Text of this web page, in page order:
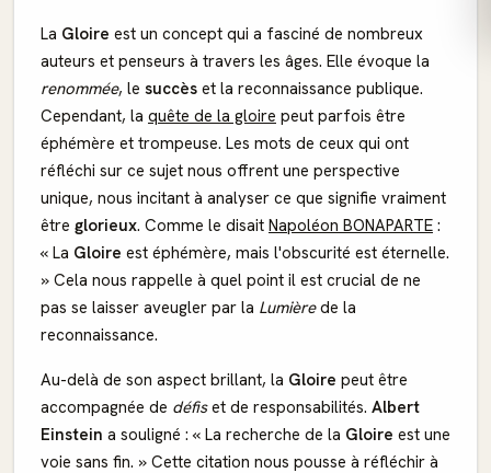
La Gloire est un concept qui a fasciné de nombreux
auteurs et penseurs à travers les âges. Elle évoque la
renommée, le succès et la reconnaissance publique.
Cependant, la quête de la gloire peut parfois être
éphémère et trompeuse. Les mots de ceux qui ont
réfléchi sur ce sujet nous offrent une perspective
unique, nous incitant à analyser ce que signifie vraiment
être glorieux. Comme le disait Napoléon BONAPARTE :
« La Gloire est éphémère, mais l'obscurité est éternelle.
» Cela nous rappelle à quel point il est crucial de ne
pas se laisser aveugler par la Lumièrede la
reconnaissance.
Au-delà de son aspect brillant, la Gloire peut être
accompagnée de défiset de responsabilités. Albert
Einstein a souligné : « La recherche de la Gloire est une
voie sans fin. » Cette citation nous pousse à réfléchir à